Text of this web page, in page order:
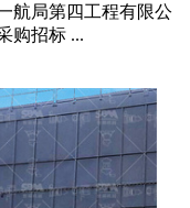
航局第四工程有限公
购招标 ...